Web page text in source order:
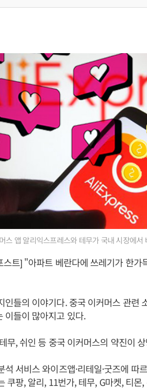
앱 알리익스프레스와 테무가 국내 시장에서
스트] "아파트 베란다에 쓰레기가 한
인들의 이야기다. 중국 이커머스 관련
이들이 많아지고 있다.
무, 쉬인 등 중국 이커머스의 약진이
석 서비스 와이즈앱·리테일·굿즈에
쿠팡, 알리, 11번가, 테무, G마켓, 티몬